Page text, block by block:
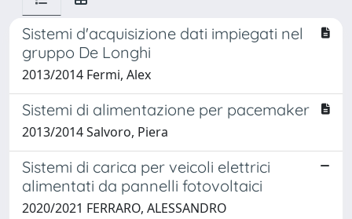
Sistemi d'acquisizione dati impiegati nel
gruppo De Longhi
2013/2014 Fermi, Alex
Sistemi di alimentazione per pacemaker
2013/2014 Salvoro, Piera
Sistemi di carica per veicoli elettrici
alimentati da pannelli fotovoltaici
2020/2021 FERRARO, ALESSANDRO